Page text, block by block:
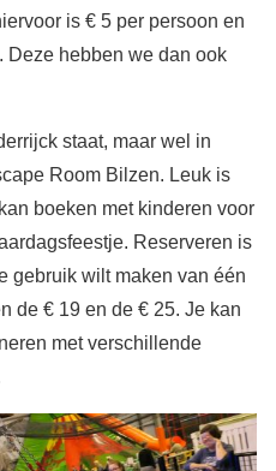
is € 5 per persoon en
Deze hebben we dan ook
staat, maar wel in
Room Bilzen. Leuk is
boeken met kinderen voor
Reserveren is
gebruik wilt maken van één
de € 19 en de € 25. Je kan
met verschillende